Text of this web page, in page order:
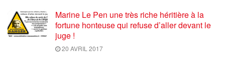
Marine Le Pen une très riche héritière à la
fortune honteuse qui refuse d’aller devant le
juge !
20 AVRIL 2017